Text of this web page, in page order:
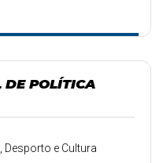
DE POLÍTICA
e Cultura